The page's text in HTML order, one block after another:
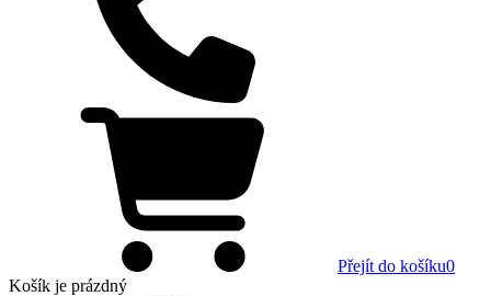
Přejít do košíku0
Košík je prázdný